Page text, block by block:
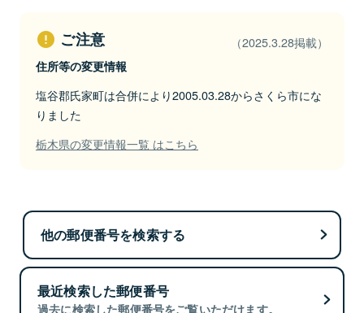
ご注意 （2025.3.28掲載）
住所等の変更情報
塩谷郡氏家町は合併により2005.03.28からさくら市にな
りました
栃木県の変更情報一覧 はこちら
他の郵便番号を検索する
最近検索した郵便番号
過去に検索した郵便番号をご覧いただけます。